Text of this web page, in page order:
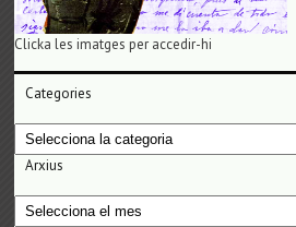
Clicka les imatges per accedir-hi
Categories
Categories
Arxius
Arxius